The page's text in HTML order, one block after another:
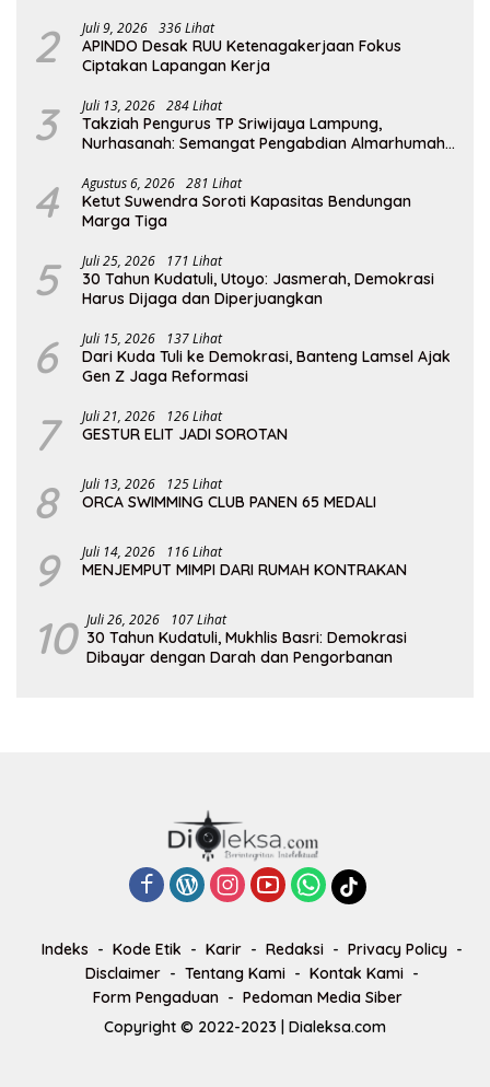
2 Juli 9, 2026 336 Lihat
APINDO Desak RUU Ketenagakerjaan Fokus
Ciptakan Lapangan Kerja
3 Juli 13, 2026 284 Lihat
Takziah Pengurus TP Sriwijaya Lampung,
Nurhasanah: Semangat Pengabdian Almarhumah
4 Agustus 6, 2026 281 Lihat
Ketut Suwendra Soroti Kapasitas Bendungan
Marga Tiga
5 Juli 25, 2026 171 Lihat
30 Tahun Kudatuli, Utoyo: Jasmerah, Demokrasi
Harus Dijaga dan Diperjuangkan
6 Juli 15, 2026 137 Lihat
Dari Kuda Tuli ke Demokrasi, Banteng Lamsel Ajak
Gen Z Jaga Reformasi
7 Juli 21, 2026 126 Lihat
GESTUR ELIT JADI SOROTAN
8 Juli 13, 2026 125 Lihat
ORCA SWIMMING CLUB PANEN 65 MEDALI
9 Juli 14, 2026 116 Lihat
MENJEMPUT MIMPI DARI RUMAH KONTRAKAN
10 Juli 26, 2026 107 Lihat
30 Tahun Kudatuli, Mukhlis Basri: Demokrasi
Dibayar dengan Darah dan Pengorbanan
Indeks Kode Etik Karir Redaksi
Privacy Policy
Disclaimer
Tentang Kami
Kontak Kami
Form Pengaduan
Pedoman Media Siber
Copyright © 2022-2023 | Dialeksa.com